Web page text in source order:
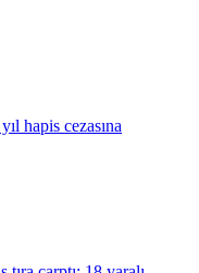
hapis cezasına